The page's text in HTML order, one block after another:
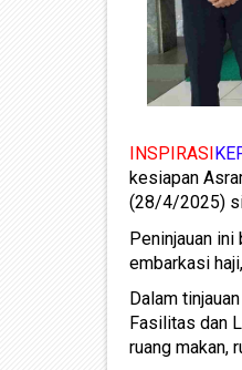
INSPIRASI
kesiapan
(28/4/2025)
Peninjauan
embarkasi
Dalam
Fasilitas dan
ruang makan,